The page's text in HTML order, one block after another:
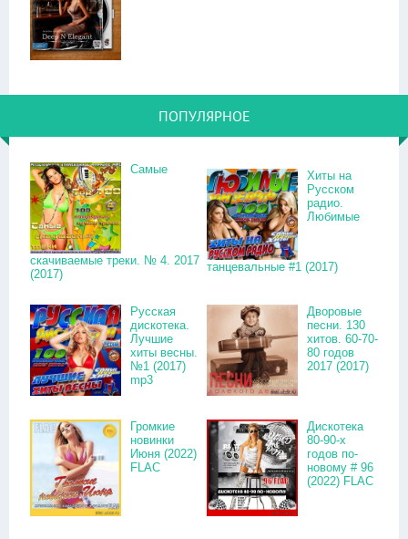
ПОПУЛЯРНОЕ
Самые
скачиваемые треки. № 4. 2017
(2017)
Хиты на
Русском
радио.
Любимые
танцевальные #1 (2017)
Русская
дискотека.
Лучшие
хиты весны.
№1 (2017)
mp3
Дворовые
песни. 130
хитов. 60-70-
80 годов
2017 (2017)
Громкие
новинки
Июня (2022)
FLAC
Дискотека
80-90-х
годов по-
новому # 96
(2022) FLAC